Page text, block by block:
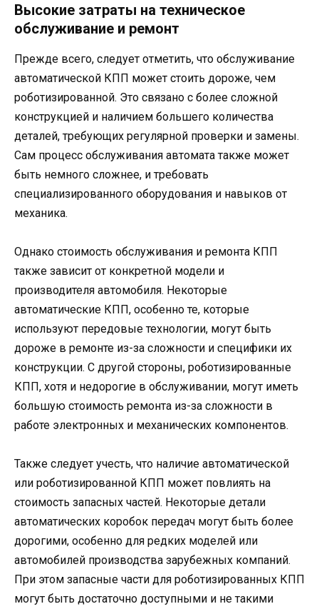
Высокие затраты на техническое
обслуживание и ремонт
Прежде всего, следует отметить, что обслуживание
автоматической КПП может стоить дороже, чем
роботизированной. Это связано с более сложной
конструкцией и наличием большего количества
деталей, требующих регулярной проверки и замены.
Сам процесс обслуживания автомата также может
быть немного сложнее, и требовать
специализированного оборудования и навыков от
механика.
Однако стоимость обслуживания и ремонта КПП
также зависит от конкретной модели и
производителя автомобиля. Некоторые
автоматические КПП, особенно те, которые
используют передовые технологии, могут быть
дороже в ремонте из-за сложности и специфики их
конструкции. С другой стороны, роботизированные
КПП, хотя и недорогие в обслуживании, могут иметь
большую стоимость ремонта из-за сложности в
работе электронных и механических компонентов.
Также следует учесть, что наличие автоматической
или роботизированной КПП может повлиять на
стоимость запасных частей. Некоторые детали
автоматических коробок передач могут быть более
дорогими, особенно для редких моделей или
автомобилей производства зарубежных компаний.
При этом запасные части для роботизированных КПП
могут быть достаточно доступными и не такими